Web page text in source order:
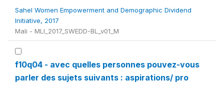
Sahel Women Empowerment and Demographic Dividend
Initiative, 2017
Mali - MLI_2017_SWEDD-BL_v01_M
f10q04 - avec quelles personnes pouvez-vous
parler des sujets suivants : aspirations/ pro